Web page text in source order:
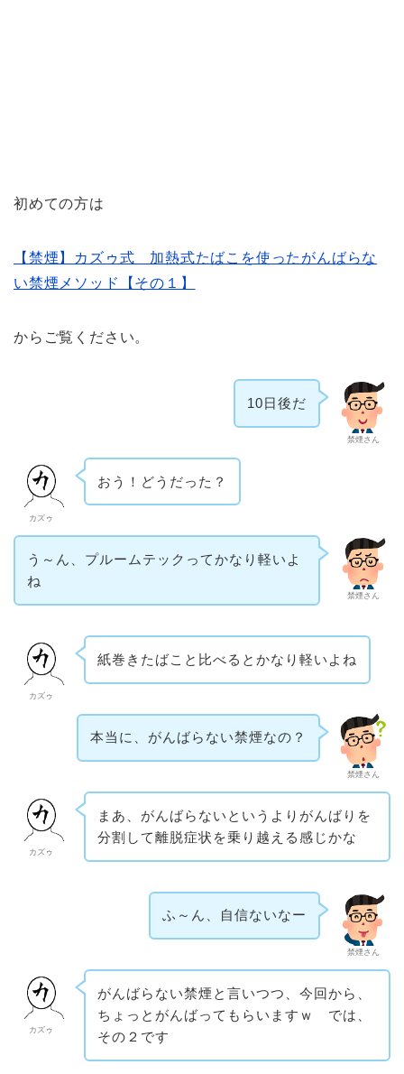
初めての方は
【禁煙】カズゥ式 加熱式たばこを使ったがんばらな
い禁煙メソッド【その１】
からご覧ください。
禁煙さん
10日後だ
カズゥ
おう！どうだった？
禁煙さん
う～ん、プルームテックってかなり軽いよ
ね
カズゥ
紙巻きたばこと比べるとかなり軽いよね
禁煙さん
本当に、がんばらない禁煙なの？
カズゥ
まあ、がんばらないというよりがんばりを
分割して離脱症状を乗り越える感じかな
禁煙さん
ふ～ん、自信ないなー
カズゥ
がんばらない禁煙と言いつつ、今回から、
ちょっとがんばってもらいますｗ では、
その２です